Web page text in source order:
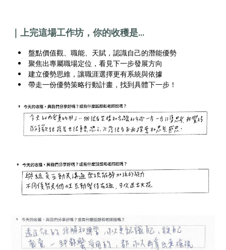
｜上完這場工作坊，你的收穫是...
盤點價值觀、職能、天賦，認識自己的潛能優勢
聚焦出專屬職場定位，看見下一步發展方向
建立優勢思維，讓職涯選擇更有系統與依據
帶走一份優勢策略行動計畫，找到具體下一步！